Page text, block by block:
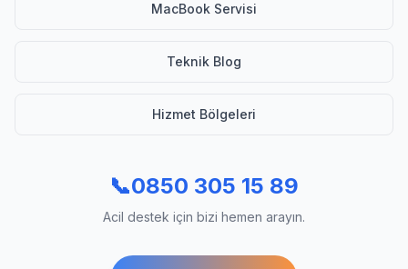
MacBook Servisi
Teknik Blog
Hizmet Bölgeleri
📞0850 305 15 89
Acil destek için bizi hemen arayın.